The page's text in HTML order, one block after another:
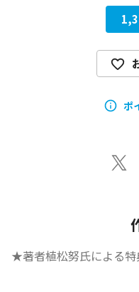
ポ
★著者植松努氏による